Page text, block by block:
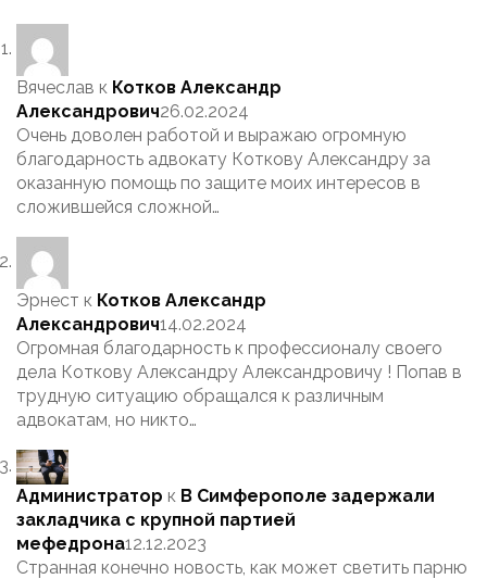
Вячеслав к Котков Александр
Александрович26.02.2024
Очень доволен работой и выражаю огромную
благодарность адвокату Коткову Александру за
оказанную помощь по защите моих интересов в
сложившейся сложной…
Эрнест к Котков Александр
Александрович14.02.2024
Огромная благодарность к профессионалу своего
дела Коткову Александру Александровичу ! Попав в
трудную ситуацию обращался к различным
адвокатам, но никто…
Администратор к В Симферополе задержали
закладчика с крупной партией
мефедрона12.12.2023
Странная конечно новость, как может светить парню